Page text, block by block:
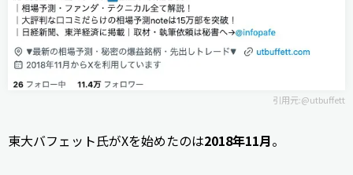
引用元:@utbuffett
東大バフェット氏がXを始めたのは2018年11月。